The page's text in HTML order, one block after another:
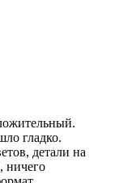
гладко.
детали на
ничего